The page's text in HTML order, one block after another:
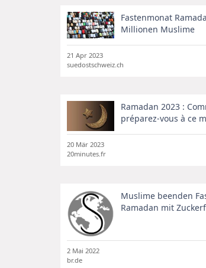
Fastenmonat
Millionen Muslime
21 Apr 2023
suedostschweiz.ch
Ramadan 2023 :
préparez-vous à ce
20 Mär 2023
20minutes.fr
Muslime beenden
Ramadan mit
2 Mai 2022
br.de